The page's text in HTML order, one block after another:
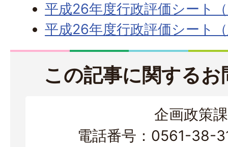
平成26年度行政評価シート
平成26年度行政評価シート
この記事に関する
企画政策課
電話番号：0561-38-